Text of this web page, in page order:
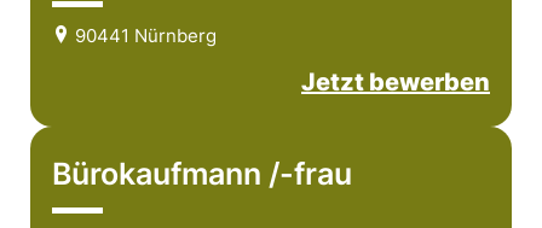
90441 Nürnberg
Jetzt bewerben
Bürokaufmann /-frau